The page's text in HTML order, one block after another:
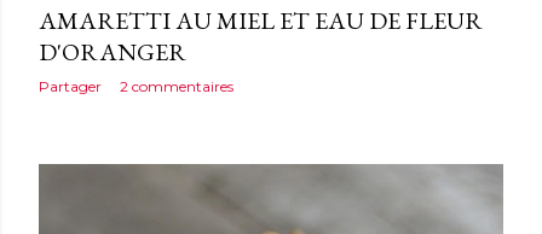
AMARETTI AU MIEL ET EAU DE FLEUR
D'ORANGER
Partager 2 commentaires